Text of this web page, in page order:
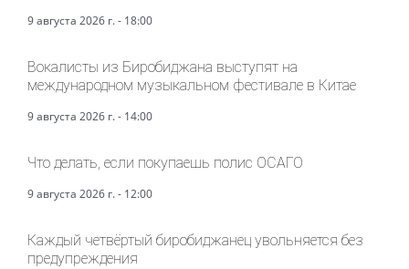
9 августа 2026 г. - 18:00
Вокалисты из Биробиджана выступят на
международном музыкальном фестивале в Китае
9 августа 2026 г. - 14:00
Что делать, если покупаешь полис ОСАГО
9 августа 2026 г. - 12:00
Каждый четвёртый биробиджанец увольняется без
предупреждения